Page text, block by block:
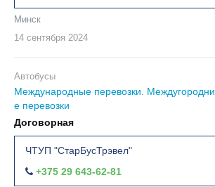
Минск
14 сентября 2024
Автобусы
Международные перевозки. Междугородни
е перевозки
Договорная
ЧТУП "СтарБусТрэвел"
+375 29 643-62-81